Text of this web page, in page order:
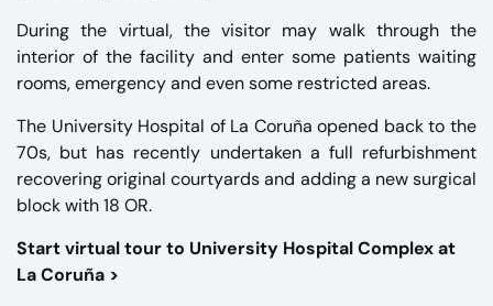
During the virtual, the visitor may walk through the
interior of the facility and enter some patients waiting
rooms, emergency and even some restricted areas.
The University Hospital of La Coruña opened back to the
70s, but has recently undertaken a full refurbishment
recovering original courtyards and adding a new surgical
block with 18 OR.
Start virtual tour to University Hospital Complex at
La Coruña >